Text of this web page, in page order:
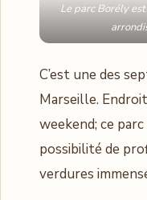
Le parc Borély
C’est une des
Marseille.
weekend; ce
possibilité de
verdures